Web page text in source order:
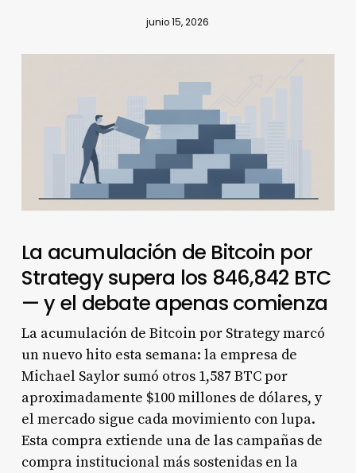
junio 15, 2026
La acumulación de Bitcoin por
Strategy supera los 846,842 BTC
— y el debate apenas comienza
La acumulación de Bitcoin por Strategy marcó
un nuevo hito esta semana: la empresa de
Michael Saylor sumó otros 1,587 BTC por
aproximadamente $100 millones de dólares, y
el mercado sigue cada movimiento con lupa.
Esta compra extiende una de las campañas de
compra institucional más sostenidas en la